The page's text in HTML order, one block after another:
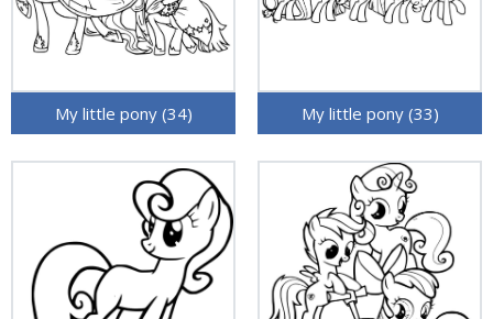
My little pony (34) My little pony (33)